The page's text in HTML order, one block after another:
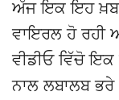
ਅੱਜ ਇਕ ਇਹ
ਵਾਇਰਲ ਹੋ ਰਹੀ
ਵੀਡੀਓ ਵਿੱਚੋ
ਨਾਲ ਲਬਾਲਬ